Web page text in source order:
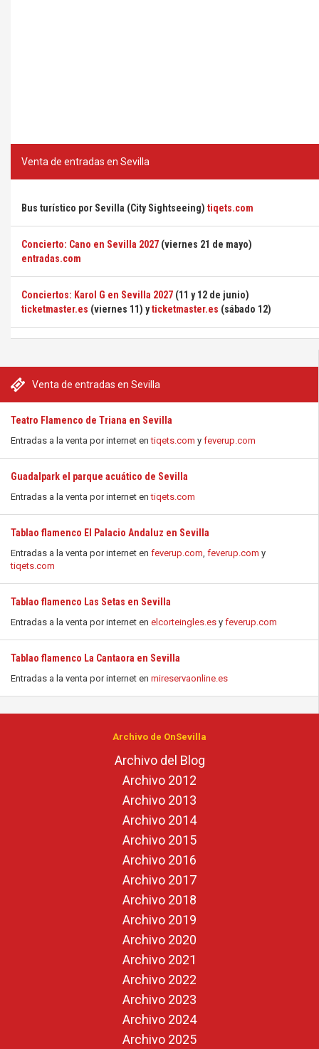
Venta de entradas en Sevilla
Teatro Flamenco de Triana en Sevilla
Entradas a la venta por internet entiqets.com y feverup.com
Guadalpark el parque acuático de Sevilla
Entradas a la venta por internet entiqets.com
Tablao flamenco El Palacio Andaluz en Sevilla
Entradas a la venta por internet en feverup.com, feverup.com y
tiqets.com
Tablao flamenco Las Setas en Sevilla
Entradas a la venta por internet en elcorteingles.es y feverup.com
Tablao flamenco La Cantaora en Sevilla
Entradas a la venta por internet en mireservaonline.es
Venta de entradas en Sevilla
Bus turístico por Sevilla (City Sightseeing) tiqets.com
Concierto: Cano en Sevilla 2027 (viernes 21 de mayo)
entradas.com
Conciertos: Karol G en Sevilla 2027 (11 y 12 de junio)
ticketmaster.es (viernes 11) yticketmaster.es (sábado 12)
Archivo de OnSevilla
Archivo del Blog
Archivo 2012
Archivo 2013
Archivo 2014
Archivo 2015
Archivo 2016
Archivo 2017
Archivo 2018
Archivo 2019
Archivo 2020
Archivo 2021
Archivo 2022
Archivo 2023
Archivo 2024
Archivo 2025